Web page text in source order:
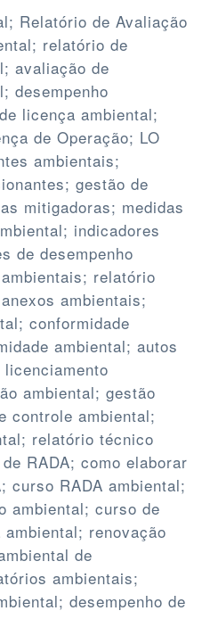
Relatório de Avaliação
relatório de
avaliação de
desempenho
licença ambiental;
de Operação; LO
ambientais;
gestão de
mitigadoras; medidas
indicadores
de desempenho
relatório
ambientais;
conformidade
ambiental; autos
ambiental; gestão
controle ambiental;
relatório técnico
RADA; como elaborar
curso RADA ambiental;
ambiental; curso de
renovação
de
ambientais;
desempenho de